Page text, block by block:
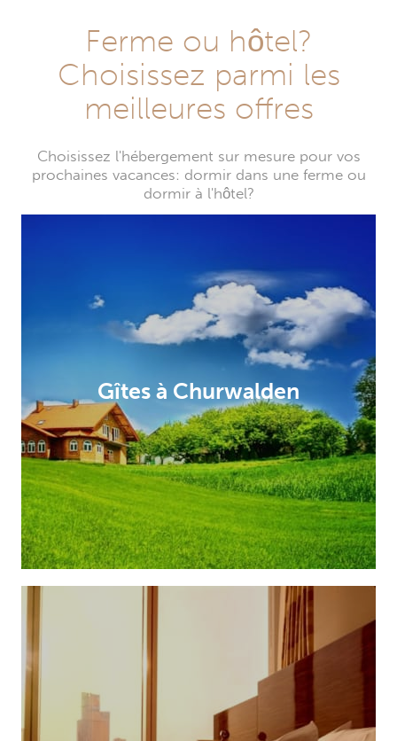
Ferme ou hôtel?
Choisissez parmi les
meilleures offres
Choisissez l'hébergement sur mesure pour vos
prochaines vacances: dormir dans une ferme ou
dormir à l'hôtel?
Gîtes à Churwalden